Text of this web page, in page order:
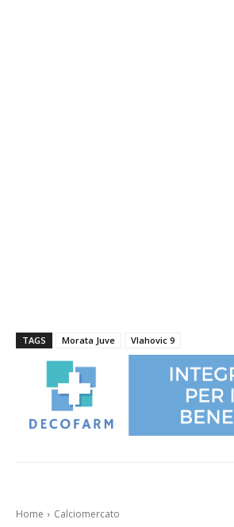
TAGS Morata Juve Vlahovic 9